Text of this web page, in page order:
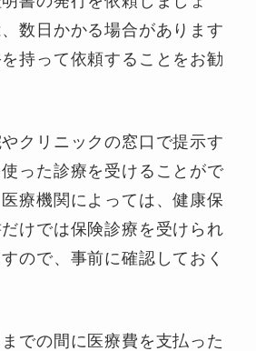
数日かかる場合があります
持って依頼することをお勧
クリニックの窓口で提示す
った診療を受けることがで
療機関によっては、健康保
けでは保険診療を受けられ
ので、事前に確認しておく
での間に医療費を支払った